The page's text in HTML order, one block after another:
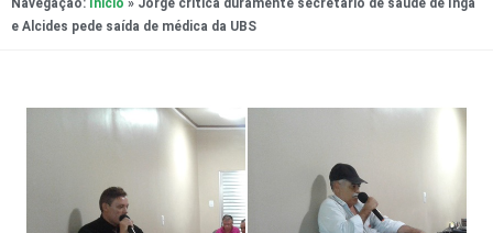
Navegação: Início » Jorge critica duramente secretário de saúde de Ingá
e Alcides pede saída de médica da UBS